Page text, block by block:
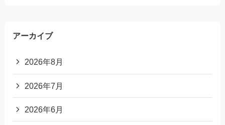
アーカイブ
2026年8月
2026年7月
2026年6月